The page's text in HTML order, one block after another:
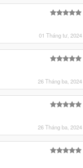
01 Tháng tư, 2024
26 Tháng ba, 2024
26 Tháng ba, 2024